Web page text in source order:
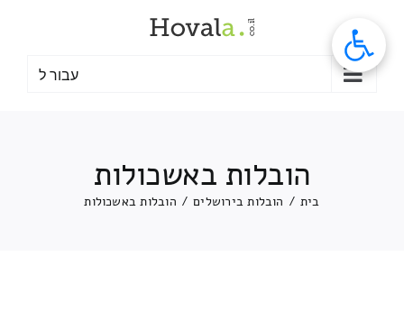
עבור ל
הובלות באשכולות
בית / הובלות בירושלים / הובלות באשכולות